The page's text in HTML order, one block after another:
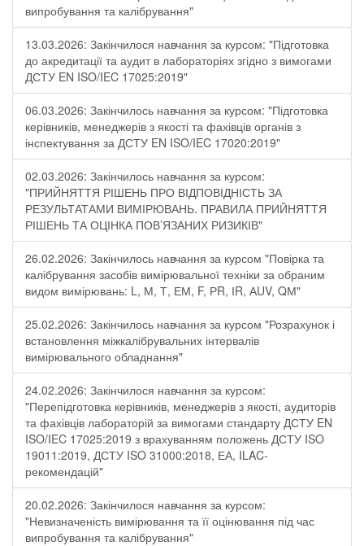
випробування та калібрування"
13.03.2026: Закінчилося навчання за курсом: "Підготовка
до акредитації та аудит в лабораторіях згідно з вимогами
ДСТУ EN ISO/IEC 17025:2019"
06.03.2026: Закінчилось навчання за курсом: "Підготовка
керівників, менеджерів з якості та фахівців органів з
інспектування за ДСТУ EN ISO/IEC 17020:2019"
02.03.2026: Закінчилось навчання за курсом:
"ПРИЙНЯТТЯ РІШЕНЬ ПРО ВІДПОВІДНІСТЬ ЗА
РЕЗУЛЬТАТАМИ ВИМІРЮВАНЬ. ПРАВИЛА ПРИЙНЯТТЯ
РІШЕНЬ ТА ОЦІНКА ПОВ’ЯЗАНИХ РИЗИКІВ"
26.02.2026: Закінчилось навчання за курсом "Повірка та
калібрування засобів вимірювальної техніки за обраним
видом вимірювань: L, М, Т, ЕМ, F, РR, ІR, АUV, QМ"
25.02.2026: Закінчилось навчання за курсом "Розрахунок і
встановлення міжкалібрувальних інтервалів
вимірювального обладнання"
24.02.2026: Закінчилося навчання за курсом:
"Перепідготовка керівників, менеджерів з якості, аудиторів
та фахівців лабораторій за вимогами стандарту ДСТУ EN
ISO/IEC 17025:2019 з врахуванням положень ДСТУ ISO
19011:2019, ДСТУ ISO 31000:2018, ЕА, ILAC-
рекомендацій"
20.02.2026: Закінчилося навчання за курсом:
"Невизначеність вимірювання та її оцінювання під час
випробування та калібрування"